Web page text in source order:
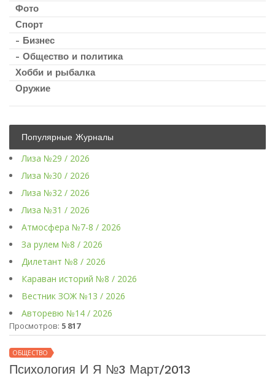
Фото
Спорт
- Бизнес
- Общество и политика
Хобби и рыбалка
Оружие
Популярные Журналы
Лиза №29 / 2026
Лиза №30 / 2026
Лиза №32 / 2026
Лиза №31 / 2026
Атмосфера №7-8 / 2026
За рулем №8 / 2026
Дилетант №8 / 2026
Караван историй №8 / 2026
Вестник ЗОЖ №13 / 2026
Авторевю №14 / 2026
Просмотров: 5 817
ОБЩЕСТВО
Психология И Я №3 Март/2013